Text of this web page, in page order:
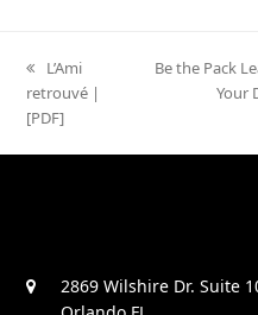
previous
post:
L’Ami
retrouvé |
[PDF]
next
Be the Pack
Your
2869 Wilshire Dr. Suite